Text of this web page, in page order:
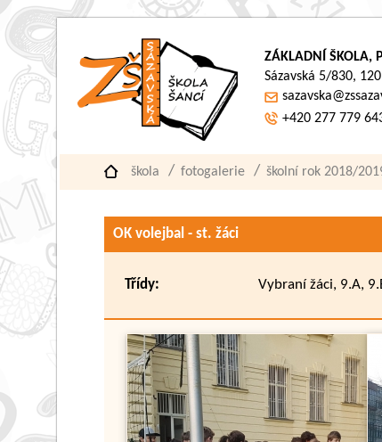
ZÁKLADNÍ ŠKOLA,
Sázavská 5/830,
+420 277 779
škola fotogalerie školní rok 2018/
OK volejbal - st. žáci
Třídy: Vybraní žáci, 9.A,